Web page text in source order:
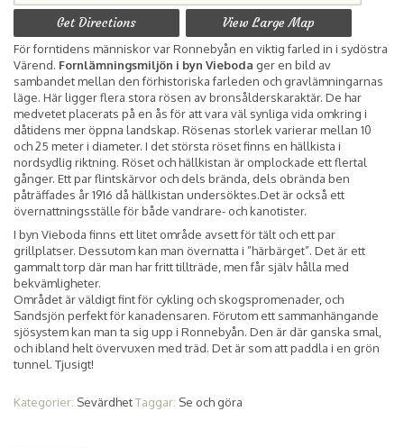
Get Directions View Large Map
För forntidens människor var Ronnebyån en viktig farled in i sydöstra
Värend. Fornlämningsmiljön i byn Vieboda ger en bild av
sambandet mellan den förhistoriska farleden och gravlämningarnas
läge. Här ligger flera stora rösen av bronsålderskaraktär. De har
medvetet placerats på en ås för att vara väl synliga vida omkring i
dåtidens mer öppna landskap. Rösenas storlek varierar mellan 10
och 25 meter i diameter. I det största röset finns en hällkista i
nordsydlig riktning. Röset och hällkistan är omplockade ett flertal
gånger. Ett par flintskärvor och dels brända, dels obrända ben
påträffades år 1916 då hällkistan undersöktes.Det är också ett
övernattningsställe för både vandrare- och kanotister.
I byn Vieboda finns ett litet område avsett för tält och ett par
grillplatser. Dessutom kan man övernatta i ”härbärget”. Det är ett
gammalt torp där man har fritt tillträde, men får själv hålla med
bekvämligheter.
Området är väldigt fint för cykling och skogspromenader, och
Sandsjön perfekt för kanadensaren. Förutom ett sammanhängande
sjösystem kan man ta sig upp i Ronnebyån. Den är där ganska smal,
och ibland helt övervuxen med träd. Det är som att paddla i en grön
tunnel. Tjusigt!
Kategorier: SevärdhetTaggar: Se och göra